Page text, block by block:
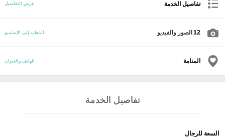
تفاصيل الخدمة عرض التفاصيل
12 الصور والفيديو الذهاب إلى الإستديو
المنامة الهاتف والعنوان
تفاصيل الخدمة
السعة للرجال